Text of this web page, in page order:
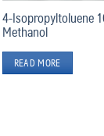
4-Isopropyltoluene
Methanol
READ MORE